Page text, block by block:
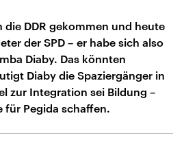
die DDR gekommen und heute
der SPD – er habe sich also
Diaby. Das könnten
Diaby die Spaziergänger in
zur Integration sei Bildung –
für Pegida schaffen.